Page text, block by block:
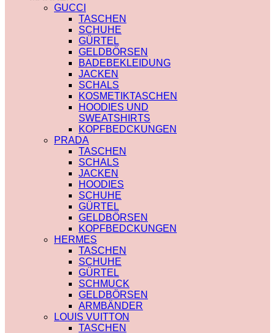
SAINT LAURENT
VERSACE
SCHALS
CHLOE
FENDI
GUCCI
LOUIS VUITTON
PRADA
SAINT LAURENT
SCHULTERRIEMEN
DIOR
LOUIS VUITTON
STRUMPFHOSEN
GUCCI
KOSMETIKTASCHEN
GUCCI
LOUIS VUITTON
SAINT LAURENT
TRENCHCOAT
BURBERRY
PRADA
SOCKEN
GUCCI
SHORTS
BURBERRY
POLO
BURBERRY
CHLOE
GUCCI
MONCLER
HOODIES UND
SWEATSHIRTS
AMI PARIS
BURBERRY
FENDI
GUCCI
LOUIS VUITTON
MIU MIU
PRADA
SAINT LAURENT
GUCCI
TASCHEN
SCHUHE
GÜRTEL
GELDBÖRSEN
BADEBEKLEIDUNG
JACKEN
SCHALS
KOSMETIKTASCHEN
HOODIES UND
SWEATSHIRTS
KOPFBEDCKUNGEN
PRADA
TASCHEN
SCHALS
JACKEN
HOODIES
SCHUHE
GÜRTEL
GELDBÖRSEN
KOPFBEDCKUNGEN
HERMES
TASCHEN
SCHUHE
GÜRTEL
SCHMUCK
GELDBÖRSEN
ARMBÄNDER
LOUIS VUITTON
TASCHEN